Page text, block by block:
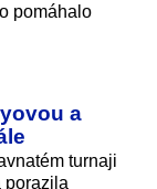
pomáhalo
a
turnaji
porazila